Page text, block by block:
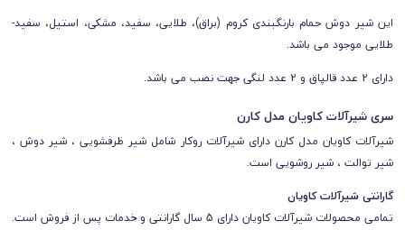
این شیر دوش حمام بارنگبندی کروم (براق)، طلایی، سفید، مشکی، استیل، سفید-
طلایی موجود می باشد.
دارای 2 عدد قالپاق و 2 عدد لنگی جهت نصب می باشد.
سری شیرآلات کاویان مدل کارن
شیرآلات کاویان مدل کارن دارای شیرآلات روکار شامل شیر ظرفشویی ، شیر دوش ،
شیر توالت ، شیر روشویی است.
گارانتی شیرآلات کاویان
تمامی محصولات شیرآلات کاویان دارای 5 سال گارانتی و خدمات پس از فروش است.